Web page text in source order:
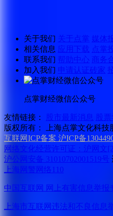
关于我们 关于点掌 媒体
相关信息 应用下载 点掌
联系我们 帮助中心 商务
加入我们 申请认证砖家
点掌财经微信公众号
友情链接： 股市最新消息 股
版权所有：
上海点掌文化科技
互联网ICP备案 沪ICP备
网络文化经营许可证：沪网文
沪公网安备 31010702001519号
上海网警网络110
中国互联网 网上有害信息举报
上海市互联网违法和不良信息